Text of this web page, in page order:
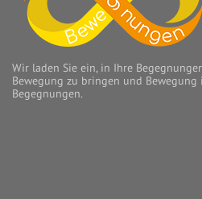
Wir laden Sie ein, in Ihre
Bewegung zu bringen und Bewegung
Begegnungen.